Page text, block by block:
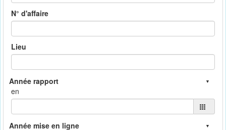
N° d'affaire
Lieu
en